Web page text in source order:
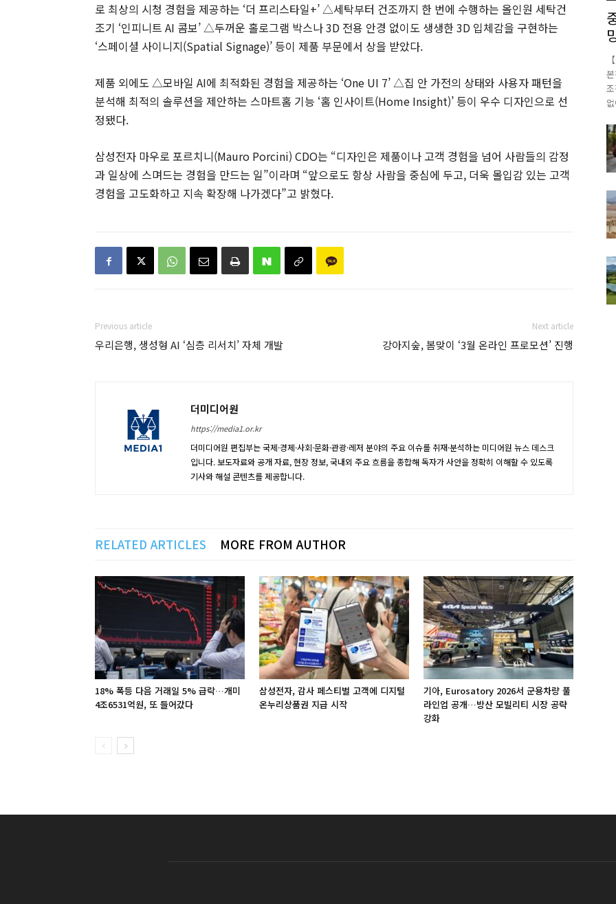
로 최상의 시청 경험을 제공하는 ‘더 프리스타일+’ △세탁부터 건조까지 한 번에 수행하는 올인원 세탁건
조기 ‘인피니트 AI 콤보’ △두꺼운 홀로그램 박스나 3D 전용 안경 없이도 생생한 3D 입체감을 구현하는
‘스페이셜 사이니지(Spatial Signage)’ 등이 제품 부문에서 상을 받았다.
제품 외에도 △모바일 AI에 최적화된 경험을 제공하는 ‘One UI 7’ △집 안 가전의 상태와 사용자 패턴을
분석해 최적의 솔루션을 제안하는 스마트홈 기능 ‘홈 인사이트(Home Insight)’ 등이 우수 디자인으로 선
정됐다.
삼성전자 마우로 포르치니(Mauro Porcini) CDO는 “디자인은 제품이나 고객 경험을 넘어 사람들의 감정
과 일상에 스며드는 경험을 만드는 일”이라며 “앞으로도 항상 사람을 중심에 두고, 더욱 몰입감 있는 고객
경험을 고도화하고 지속 확장해 나가겠다”고 밝혔다.
Previous article
우리은행, 생성형 AI ‘심층 리서치’ 자체 개발
Next article
강아지숲, 봄맞이 ‘3월 온라인 프로모션’ 진행
더미디어원
https://media1.or.kr
더미디어원 편집부는 국제·경제·사회·문화·관광·레저 분야의 주요 이슈를 취재·분석하는 미디어원 뉴스 데스크
입니다. 보도자료와 공개 자료, 현장 정보, 국내외 주요 흐름을 종합해 독자가 사안을 정확히 이해할 수 있도록
기사와 해설 콘텐츠를 제공합니다.
RELATED ARTICLES MORE FROM AUTHOR
18% 폭등 다음 거래일 5% 급락…개미
4조6531억원, 또 들어갔다
삼성전자, 감사 페스티벌 고객에 디지털
온누리상품권 지급 시작
기아, Eurosatory 2026서 군용차량 풀
라인업 공개…방산 모빌리티 시장 공략
강화